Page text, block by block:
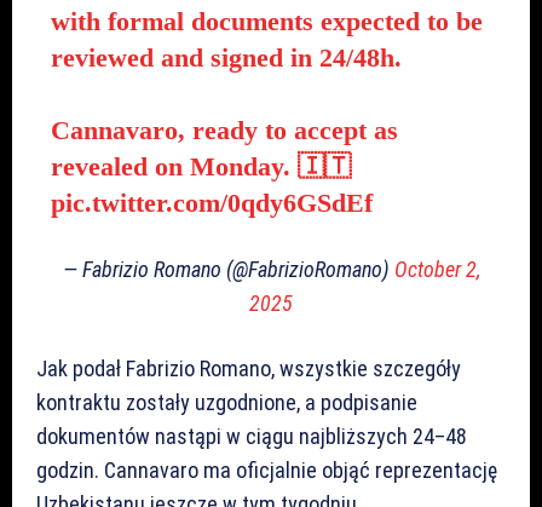
with formal documents expected to be
reviewed and signed in 24/48h.
Cannavaro, ready to accept as
revealed on Monday. 🇮🇹
pic.twitter.com/0qdy6GSdEf
— Fabrizio Romano (@FabrizioRomano) October 2,
2025
Jak podał Fabrizio Romano, wszystkie szczegóły
kontraktu zostały uzgodnione, a podpisanie
dokumentów nastąpi w ciągu najbliższych 24–48
godzin. Cannavaro ma oficjalnie objąć reprezentację